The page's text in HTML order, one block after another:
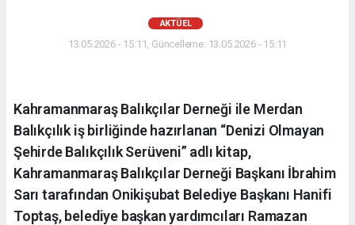
AKTÜEL
13.05.2026 - 15:11, Güncelleme: 13.05.2026 - 15:11
Kahramanmaraş Balıkçılar Derneği ile Merdan
Balıkçılık iş birliğinde hazırlanan “Denizi Olmayan
Şehirde Balıkçılık Serüveni” adlı kitap,
Kahramanmaraş Balıkçılar Derneği Başkanı İbrahim
Sarı tarafından Onikişubat Belediye Başkanı Hanifi
Toptaş, belediye başkan yardımcıları Ramazan